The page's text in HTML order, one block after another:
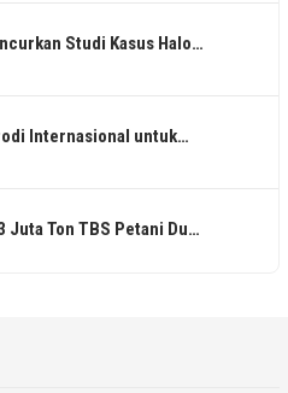
Studi Kasus Halo…
Internasional untuk…
Juta Ton TBS Petani Du…